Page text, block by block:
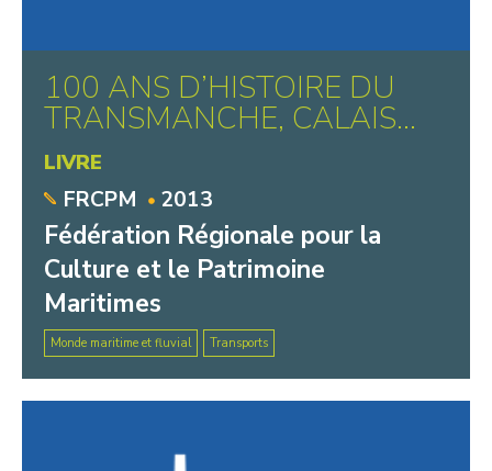
Musée de Folklore et des Imaginaires
Maison de la Pierre
Musée de la Cour des potiers
Centre de Mémoire de la Verrerie
d’en Haut
100 ANS D’HISTOIRE DU
TRANSMANCHE, CALAIS...
LIVRE
FRCPM 2013
Fédération Régionale pour la
Culture et le Patrimoine
Maritimes
Monde maritime et fluvial Transports